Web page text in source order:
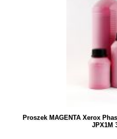
Proszek MAGENTA Xerox
JPX1M